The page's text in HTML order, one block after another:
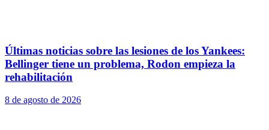
Últimas noticias sobre las lesiones de los Yankees:
Bellinger tiene un problema, Rodon empieza la
rehabilitación
8 de agosto de 2026